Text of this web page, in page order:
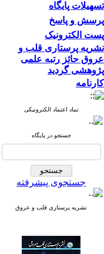
تسهیلات پایگاه
پرسش و پاسخ
پست الکترونیک
نشریه پرستاری قلب و
عروق حائز رتبه علمی
پژوهشی گردید
کارنامه
نماد اعتماد الکترونیکی
جستجو در پایگاه
جستجوی پیشرفته
نشریه پرستاری قلب و عروق